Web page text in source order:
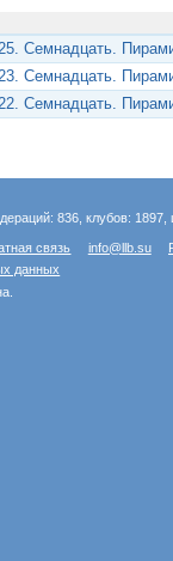
Семнадцать.
Семнадцать.
Семнадцать.
836, клубов:
связь info@llb.su
данных